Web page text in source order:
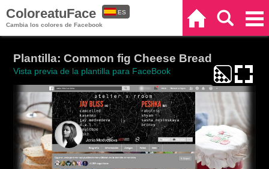
ColoreatuFace
Cambia los colores de Facebook
ES
Plantilla: Common fig Cheese Bread
Vista previa de la plantilla para FaceBook